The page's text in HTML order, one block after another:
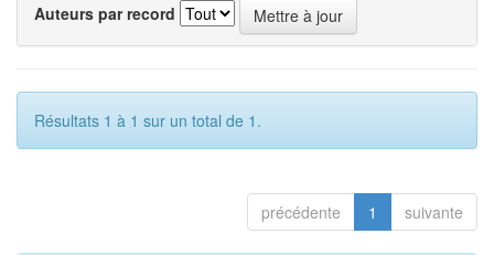
Auteurs par record
Résultats 1 à 1 sur un total de 1.
précédente 1 suivante